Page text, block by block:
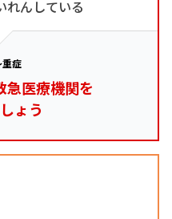
れんしている
重症
急医療機関を
ょう